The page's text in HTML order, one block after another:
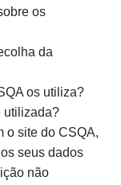
os
da
os utiliza?
utilizada?
o site do CSQA,
seus dados
não